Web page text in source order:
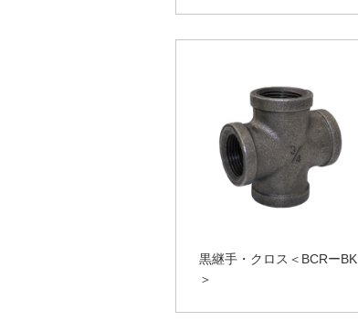
黒継手・クロス＜BCRーBK
＞